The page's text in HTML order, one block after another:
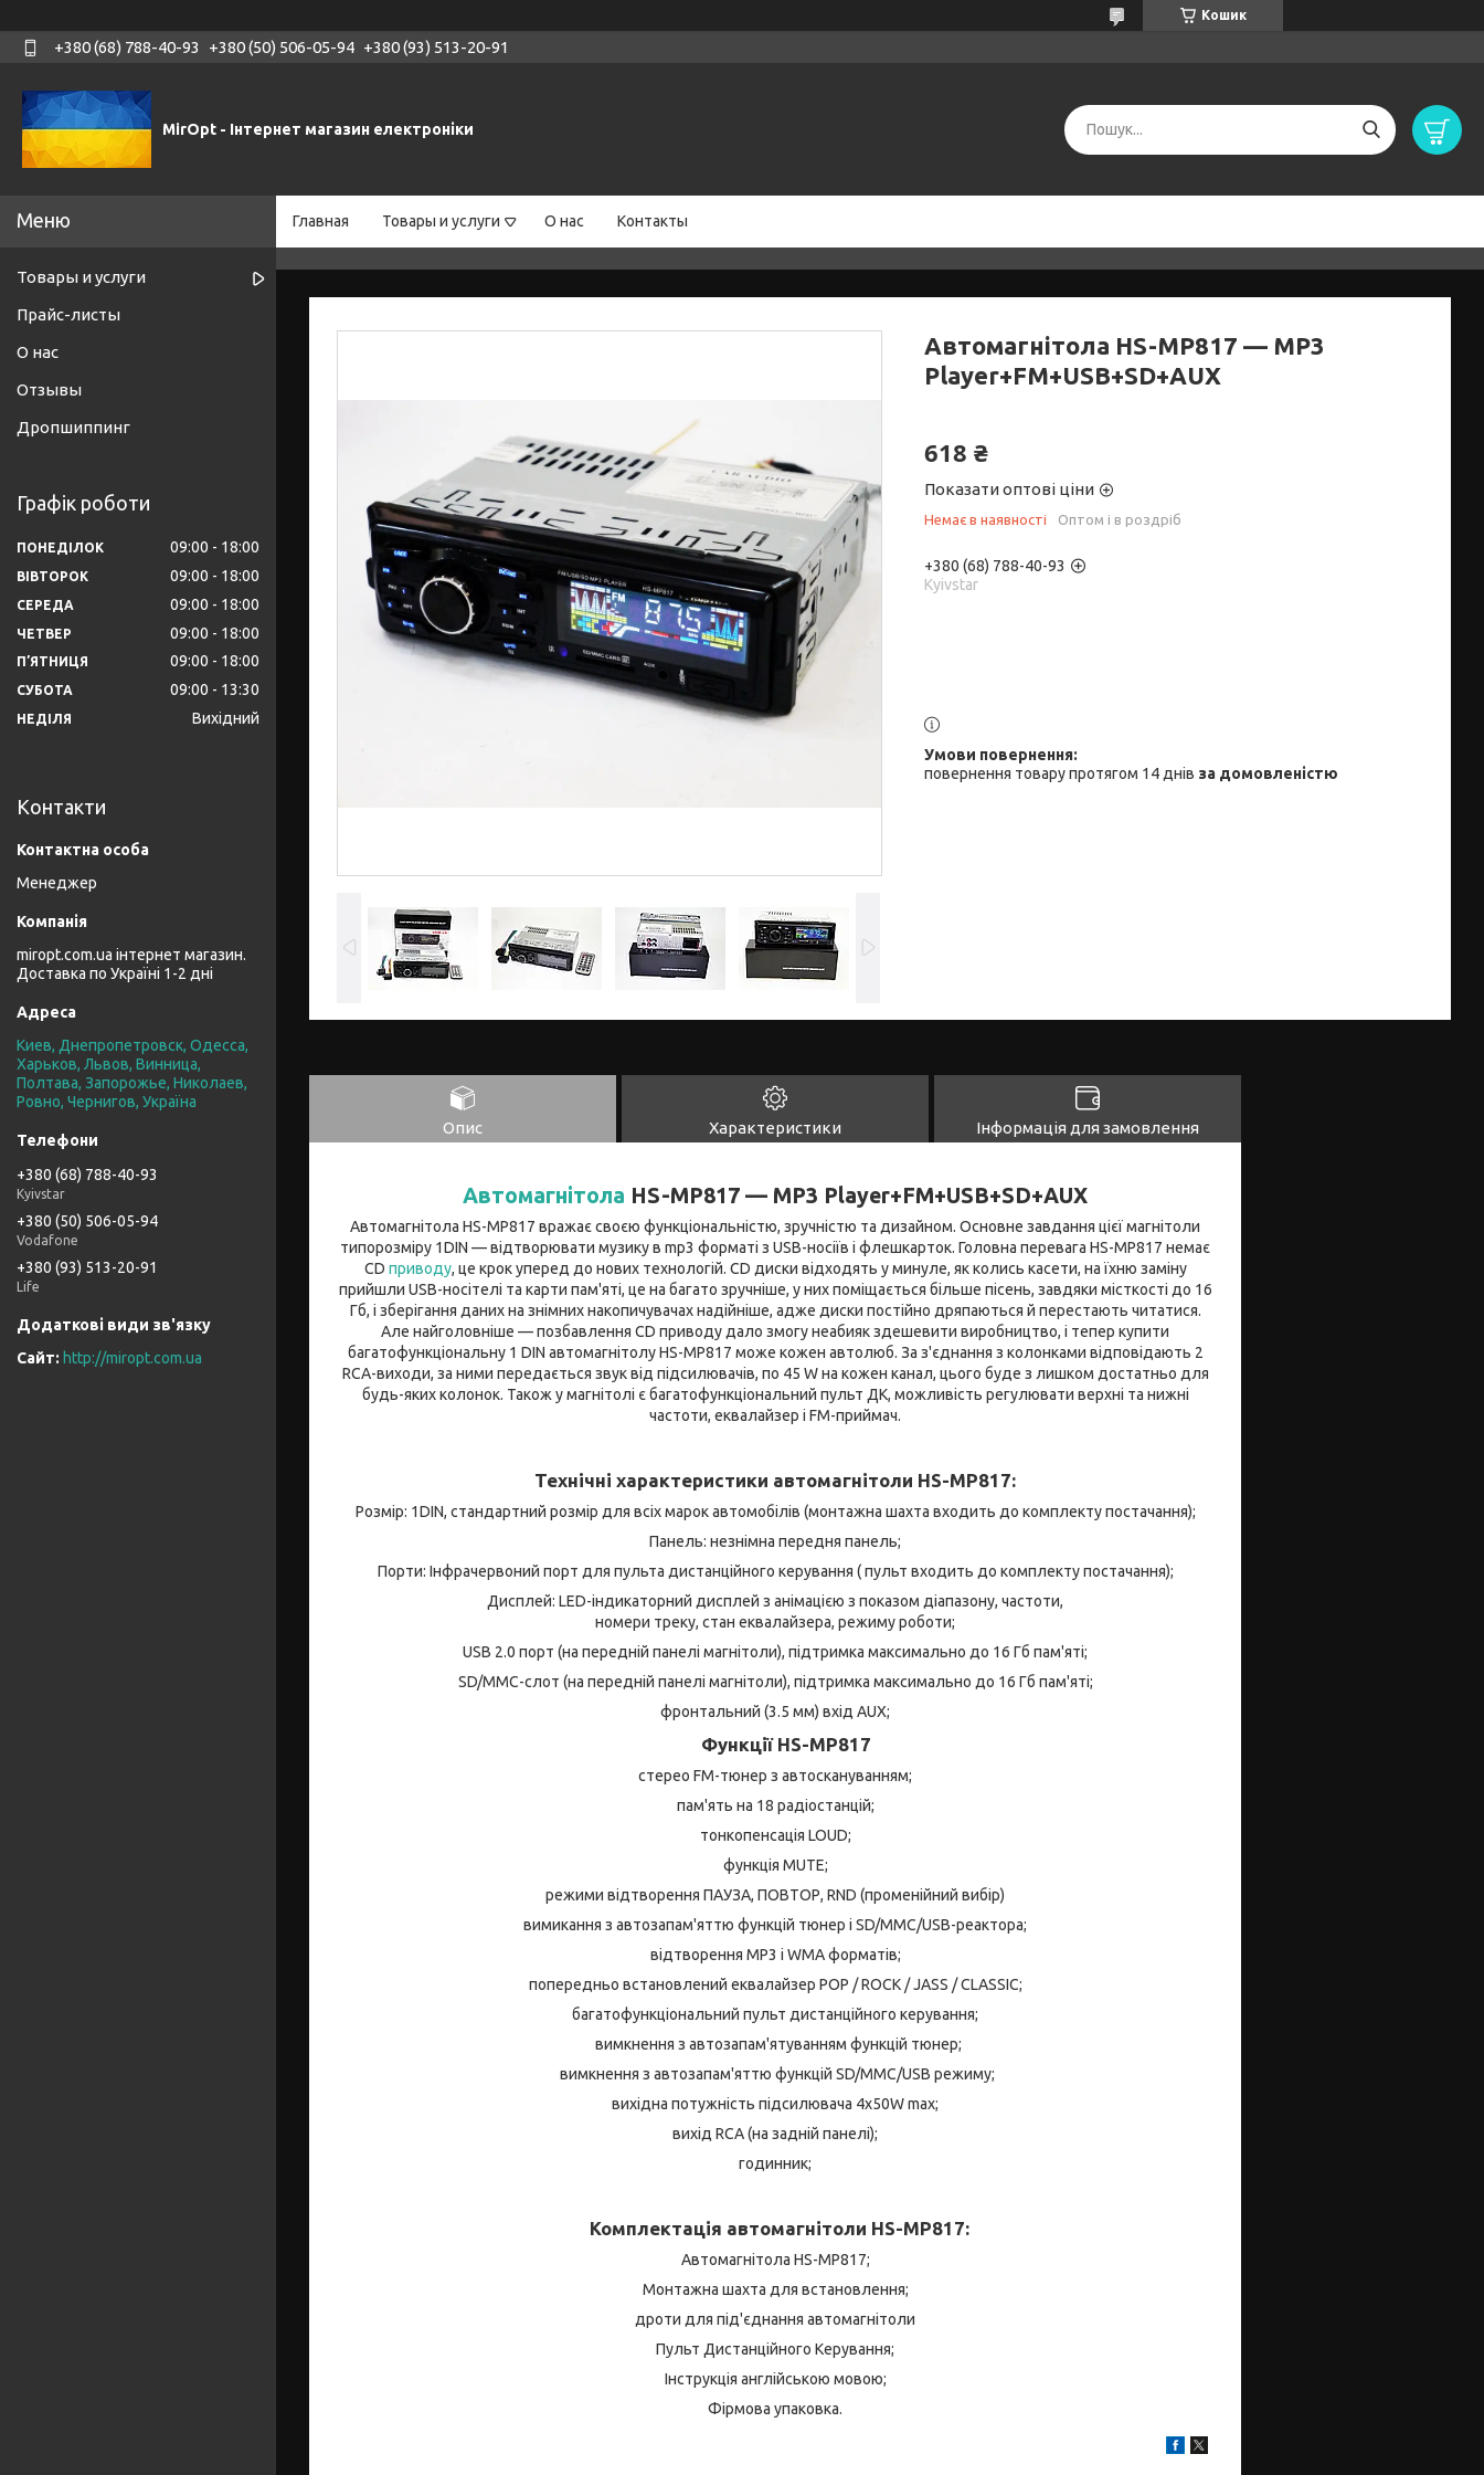
Кошик
+380 (68) 788-40-93 +380 (50) 506-05-94 +380 (93) 513-20-91
MirOpt - Інтернет магазин електроніки
Главная Товары и услуги О нас Контакты
Автомагнітола HS-MP817 — MP3
Player+FM+USB+SD+AUX
618 ₴
Показати оптові ціни
Немає в наявності Оптом і в роздріб
+380 (68) 788-40-93
Kyivstar
повернення товару протягом 14 днів за домовленістю
Опис Характеристики Інформація для замовлення
Автомагнітола HS-MP817 — MP3 Player+FM+USB+SD+AUX
Автомагнітола HS-MP817 вражає своєю функціональністю, зручністю та дизайном. Основне завдання цієї магнітоли
типорозміру 1DIN — відтворювати музику в mp3 форматі з USB-носіїв і флешкарток. Головна перевага HS-MP817 немає
CD приводу, це крок уперед до нових технологій. CD диски відходять у минуле, як колись касети, на їхню заміну
прийшли USB-носітелі та карти пам'яті, це на багато зручніше, у них поміщається більше пісень, завдяки місткості до 16
Гб, і зберігання даних на знімних накопичувачах надійніше, адже диски постійно дряпаються й перестають читатися.
Але найголовніше — позбавлення CD приводу дало змогу неабияк здешевити виробництво, і тепер купити
багатофункціональну 1 DIN автомагнітолу HS-MP817 може кожен автолюб. За з'єднання з колонками відповідають 2
RCA-виходи, за ними передається звук від підсилювачів, по 45 W на кожен канал, цього буде з лишком достатньо для
будь-яких колонок. Також у магнітолі є багатофункціональний пульт ДК, можливість регулювати верхні та нижні
частоти, еквалайзер і FM-приймач.
Технічні характеристики автомагнітоли HS-MP817:
Розмір: 1DIN, стандартний розмір для всіх марок автомобілів (монтажна шахта входить до комплекту постачання);
Панель: незнімна передня панель;
Порти: Інфрачервоний порт для пульта дистанційного керування ( пульт входить до комплекту постачання);
Дисплей: LED-індикаторний дисплей з анімацією з показом діапазону, частоти,
номери треку, стан еквалайзера, режиму роботи;
USB 2.0 порт (на передній панелі магнітоли), підтримка максимально до 16 Гб пам'яті;
SD/MMC-слот (на передній панелі магнітоли), підтримка максимально до 16 Гб пам'яті;
фронтальний (3.5 мм) вхід AUX;
Функції HS-MP817
стерео FM-тюнер з автоскануванням;
пам'ять на 18 радіостанцій;
тонкопенсація LOUD;
функція MUTE;
режими відтворення ПАУЗА, ПОВТОР, RND (променійний вибір)
вимикання з автозапам'яттю функцій тюнер і SD/MMC/USB-реактора;
відтворення МР3 і WMA форматів;
попередньо встановлений еквалайзер POP / ROCK / JASS / CLASSIC;
багатофункціональний пульт дистанційного керування;
вимкнення з автозапам'ятуванням функцій тюнер;
вимкнення з автозапам'яттю функцій SD/MMC/USB режиму;
вихідна потужність підсилювача 4х50W max;
вихід RCA (на задній панелі);
годинник;
Комплектація автомагнітоли HS-MP817:
Автомагнітола HS-MP817;
Монтажна шахта для встановлення;
дроти для під'єднання автомагнітоли
Пульт Дистанційного Керування;
Інструкція англійською мовою;
Фірмова упаковка.
Товары и услуги
Прайс-листы
О нас
Отзывы
Дропшиппинг
Графік роботи
ПОНЕДІЛОК 09:00 18:00
ВІВТОРОК 09:00 18:00
СЕРЕДА 09:00 18:00
ЧЕТВЕР 09:00 18:00
ПʼЯТНИЦЯ 09:00 18:00
СУБОТА 09:00 13:30
НЕДІЛЯ Вихідний
Контакти
Менеджер
miropt.com.ua інтернет магазин.
Доставка по Україні 1-2 дні
Киев, Днепропетровск, Одесса,
Харьков, Львов, Винница,
Полтава, Запорожье, Николаев,
Ровно, Чернигов, Україна
+380 (68) 788-40-93
Kyivstar
+380 (50) 506-05-94
Vodafone
+380 (93) 513-20-91
Life
http://miropt.com.ua